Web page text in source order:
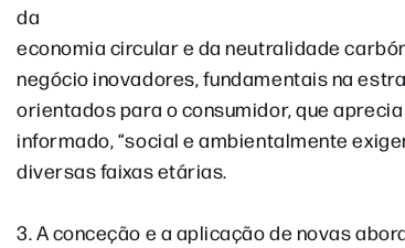
da
economia circular e da neutralidade
negócio inovadores, fundamentais na
orientados para o consumidor, que
informado, “social e ambientalmente
diversas faixas etárias.
3. A conceção e a aplicação de novas